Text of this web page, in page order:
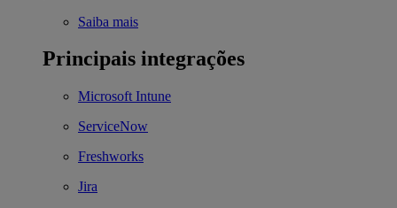
Saiba mais
Principais integrações
Microsoft Intune
ServiceNow
Freshworks
Jira